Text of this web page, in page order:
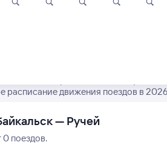
Нет рейсов по этому
РЖД из Северобайкальска в Ручей.
расписание движения поездов в
— Ручей
0 поездов.